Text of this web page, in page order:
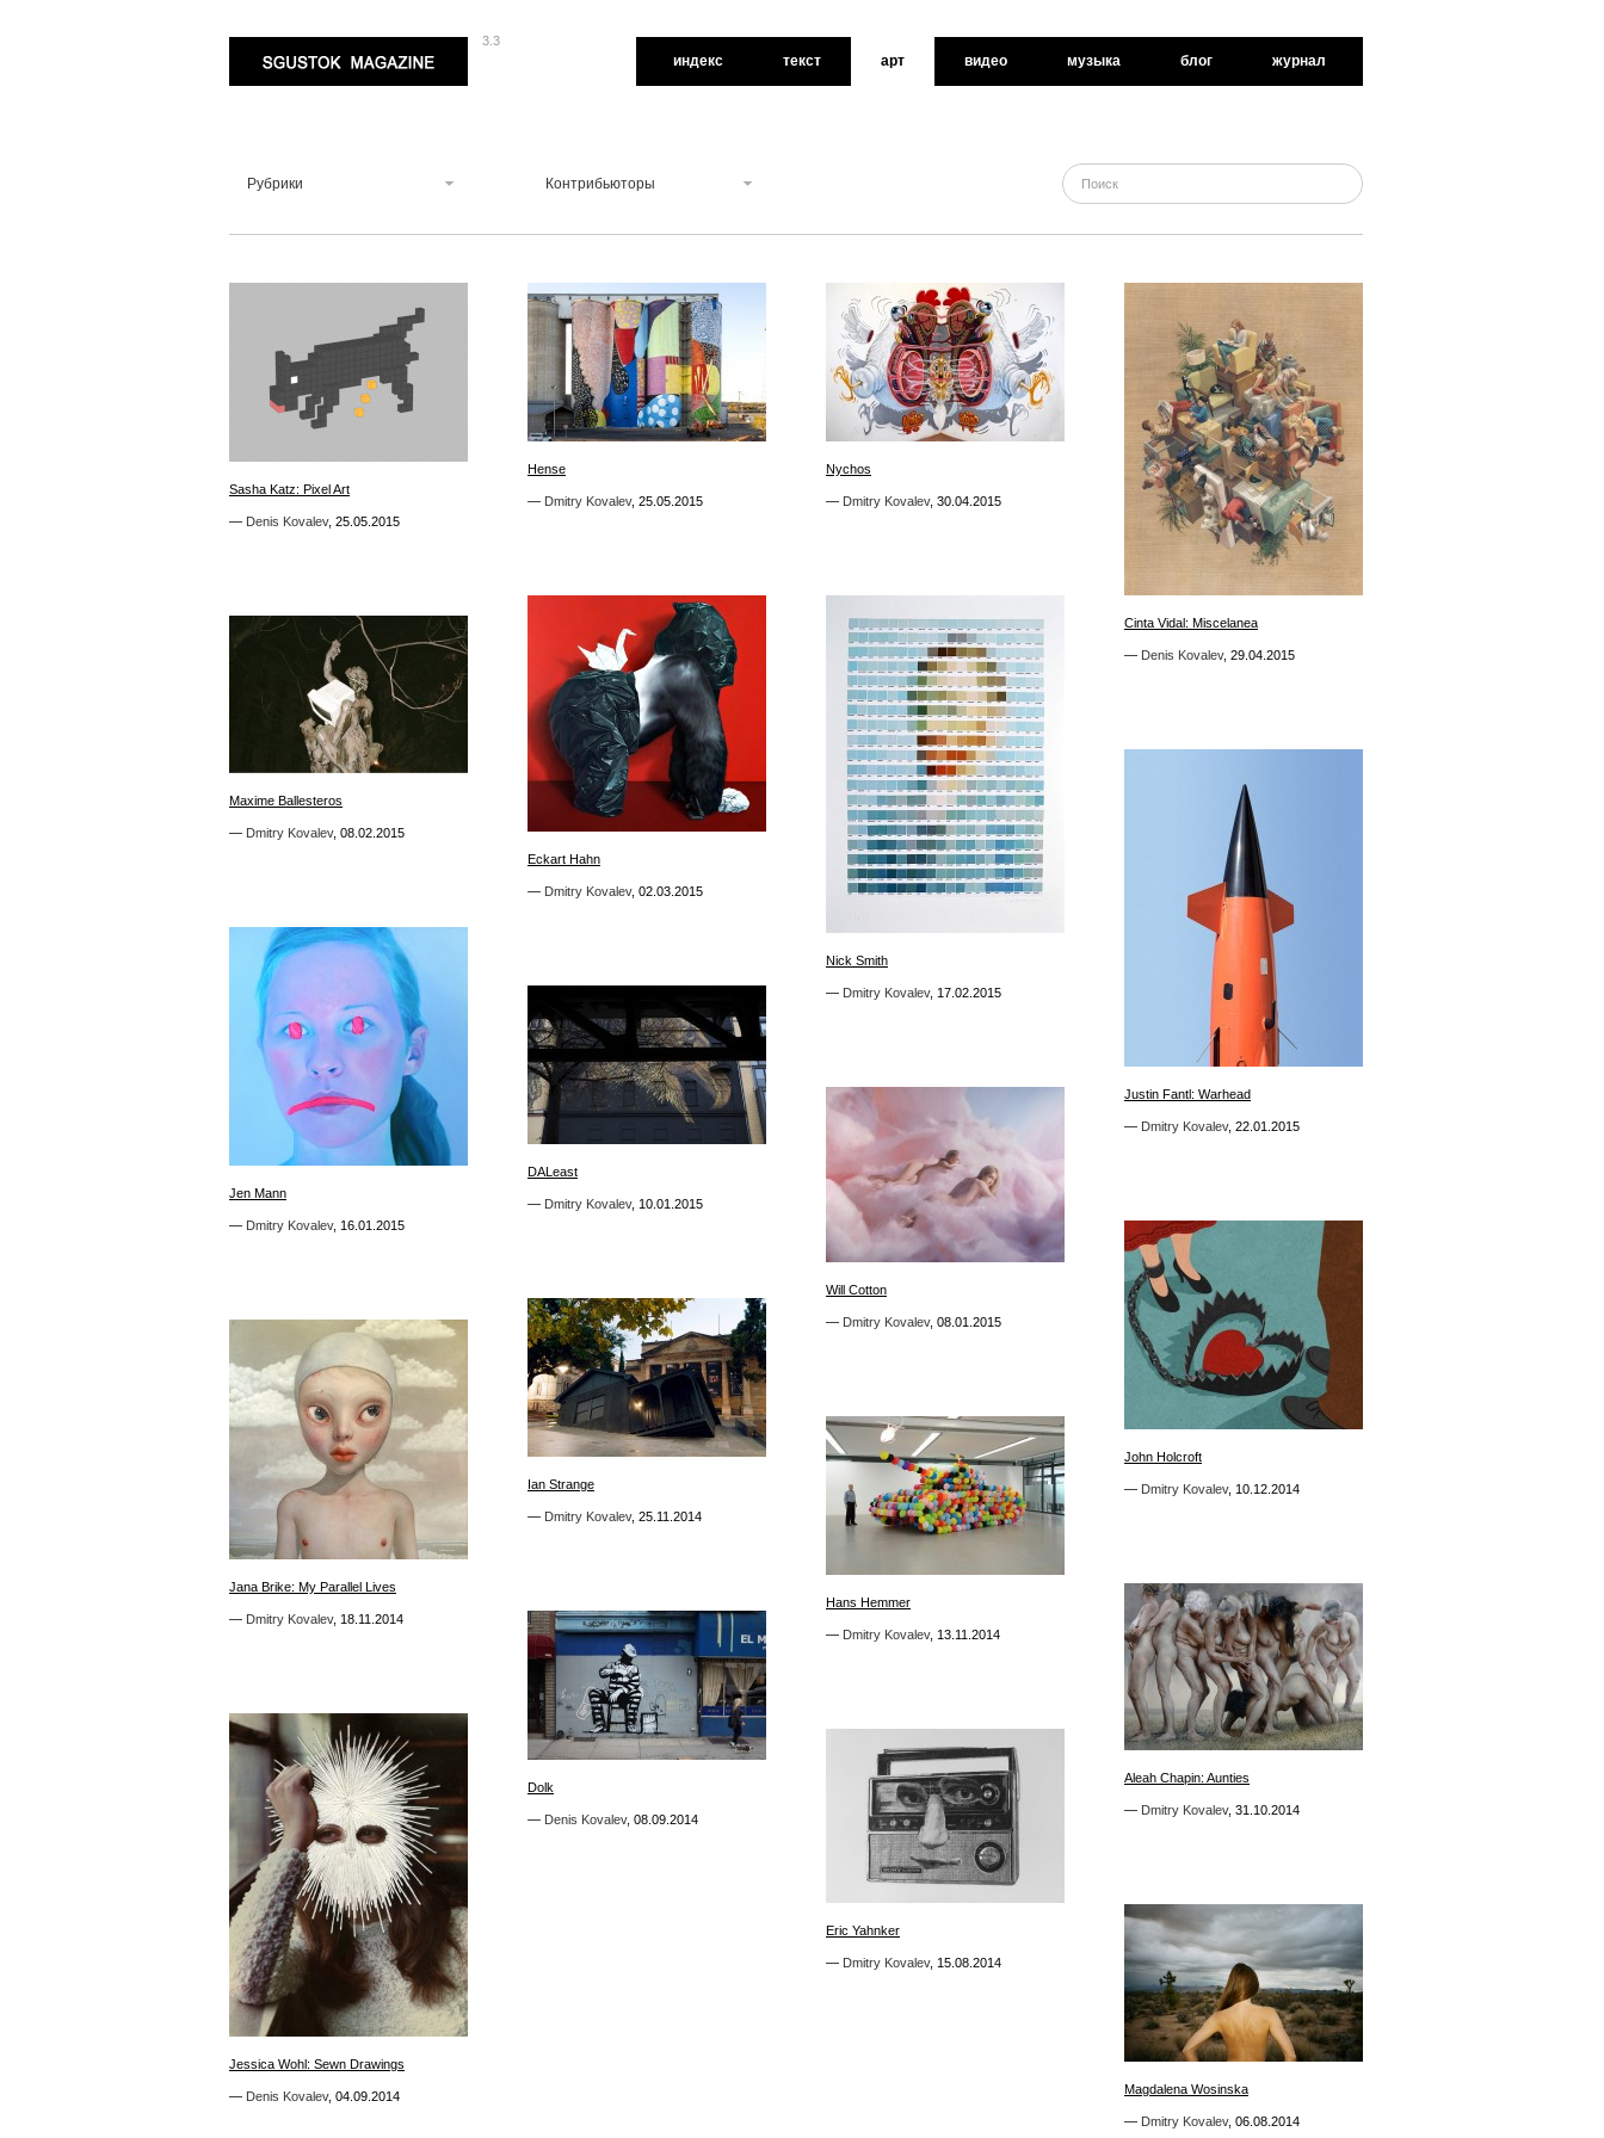
3.3
индекс текст арт видео музыка блог журнал
Рубрики Контрибьюторы
Sasha Katz: Pixel Art
— Denis Kovalev, 25.05.2015
Sasha Katz: Pixel Art
— Denis Kovalev, 25.05.2015
Hense
— Dmitry Kovalev, 25.05.2015
0
Hense
— Dmitry Kovalev, 25.05.2015
Nychos
— Dmitry Kovalev, 30.04.2015
Nychos
— Dmitry Kovalev, 30.04.2015
Cinta Vidal: Miscelanea
— Denis Kovalev, 29.04.2015
Cinta Vidal: Miscelanea
— Denis Kovalev, 29.04.2015
Eckart Hahn
— Dmitry Kovalev, 02.03.2015
2
Eckart Hahn
— Dmitry Kovalev, 02.03.2015
Nick Smith
— Dmitry Kovalev, 17.02.2015
Nick Smith
— Dmitry Kovalev, 17.02.2015
Maxime Ballesteros
— Dmitry Kovalev, 08.02.2015
Maxime Ballesteros
— Dmitry Kovalev, 08.02.2015
Justin Fantl: Warhead
— Dmitry Kovalev, 22.01.2015
Justin Fantl: Warhead
— Dmitry Kovalev, 22.01.2015
Jen Mann
— Dmitry Kovalev, 16.01.2015
Jen Mann
— Dmitry Kovalev, 16.01.2015
DALeast
— Dmitry Kovalev, 10.01.2015
1
DALeast
— Dmitry Kovalev, 10.01.2015
Will Cotton
— Dmitry Kovalev, 08.01.2015
Will Cotton
— Dmitry Kovalev, 08.01.2015
John Holcroft
— Dmitry Kovalev, 10.12.2014
John Holcroft
— Dmitry Kovalev, 10.12.2014
Ian Strange
— Dmitry Kovalev, 25.11.2014
2
Ian Strange
— Dmitry Kovalev, 25.11.2014
Jana Brike: My Parallel Lives
— Dmitry Kovalev, 18.11.2014
Jana Brike: My Parallel Lives
— Dmitry Kovalev, 18.11.2014
Hans Hemmer
— Dmitry Kovalev, 13.11.2014
Hans Hemmer
— Dmitry Kovalev, 13.11.2014
Aleah Chapin: Aunties
— Dmitry Kovalev, 31.10.2014
2
Aleah Chapin: Aunties
— Dmitry Kovalev, 31.10.2014
Dolk
— Denis Kovalev, 08.09.2014
0
Dolk
— Denis Kovalev, 08.09.2014
Jessica Wohl: Sewn Drawings
— Denis Kovalev, 04.09.2014
0
Jessica Wohl: Sewn Drawings
— Denis Kovalev, 04.09.2014
Eric Yahnker
— Dmitry Kovalev, 15.08.2014
Eric Yahnker
— Dmitry Kovalev, 15.08.2014
Magdalena Wosinska
— Dmitry Kovalev, 06.08.2014
3
Magdalena Wosinska
— Dmitry Kovalev, 06.08.2014